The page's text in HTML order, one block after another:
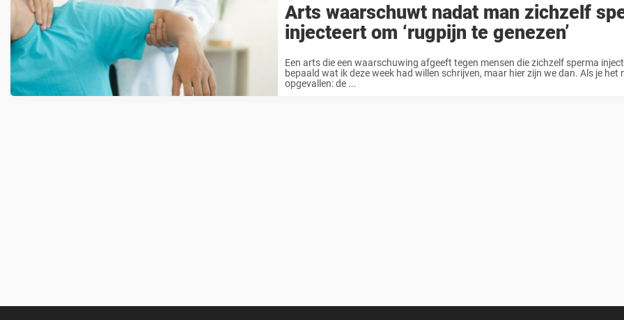
Arts waarschuwt nadat man zichzelf
injecteert om ‘rugpijn te genezen’
Een arts die een waarschuwing afgeeft tegen mensen die zichzelf sperma
bepaald wat ik deze week had willen schrijven, maar hier zijn we dan. Als je het
opgevallen: de ...